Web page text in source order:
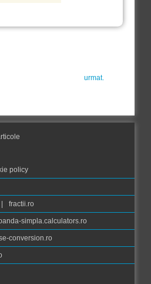
urmat.
policy
fractii.ro
simpla.calculators.ro
conversion.ro